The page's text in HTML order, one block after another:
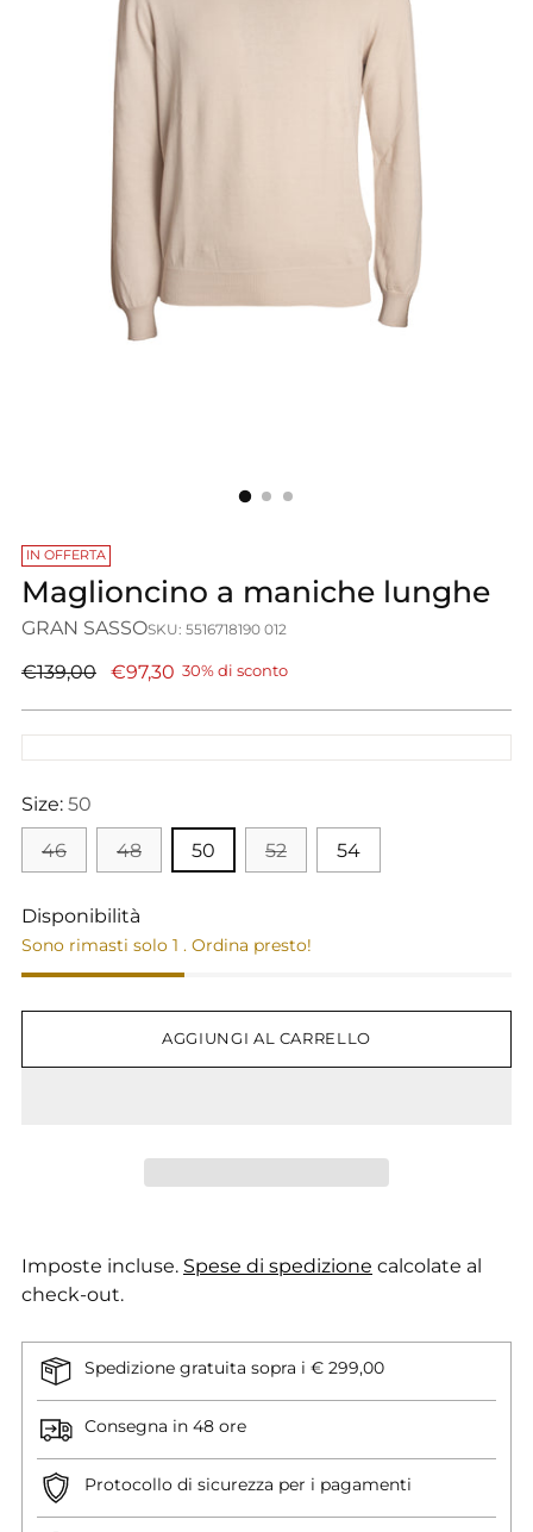
IN OFFERTA
Maglioncino a maniche lunghe
GRAN SASSOSKU: 5516718190 012
Prezzo
€139,00 €97,30 30% di sconto
Size: 50
46
48 50 52 54
Disponibilità
Sono rimasti solo 1 . Ordina presto!
AGGIUNGI AL CARRELLO
Imposte incluse. Spese di spedizione calcolate al
check-out.
Spedizione gratuita sopra i € 299,00
Consegna in 48 ore
Protocollo di sicurezza per i pagamenti